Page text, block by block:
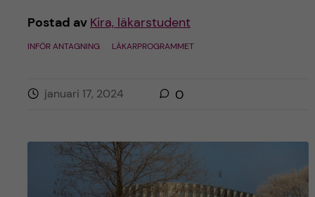
Postad av Kira, läkarstudent
INFÖR ANTAGNING LÄKARPROGRAMMET
januari 17, 2024 0